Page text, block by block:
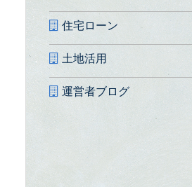
住宅ローン
土地活用
運営者ブログ